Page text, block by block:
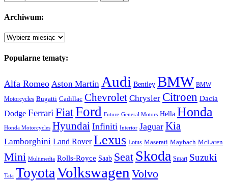
Archiwum:
Archiwum:
Popularne tematy:
Alfa Romeo Aston Martin Audi Bentley BMW BMW
Motorcycles Bugatti Cadillac Chevrolet Chrysler Citroen Dacia
Dodge Ferrari FiatFord Future General Motors Hella Honda
Honda Motorcycles Hyundai Infiniti Interior Jaguar Kia
Lamborghini Land Rover Lexus Lotus Maserati Maybach McLaren
Mini Multimedia Rolls-Royce Saab Seat Skoda Smart Suzuki
Tata ToyotaVolkswagen Volvo